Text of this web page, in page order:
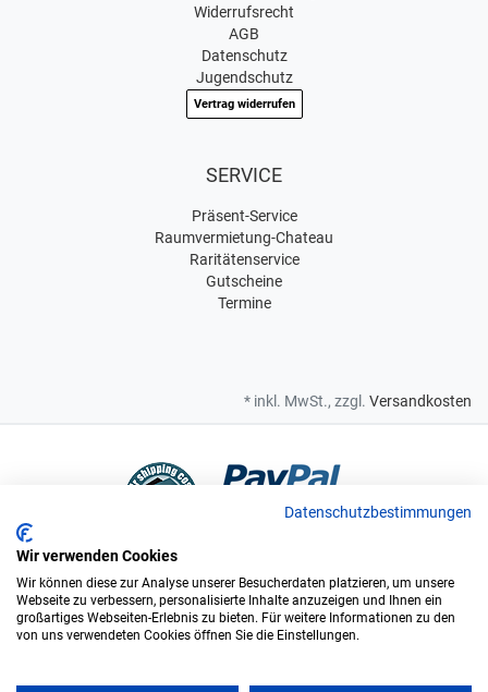
Widerrufsrecht
AGB
Datenschutz
Jugendschutz
Vertrag widerrufen
SERVICE
Präsent-Service
Raumvermietung-Chateau
Raritätenservice
Gutscheine
Termine
* inkl. MwSt., zzgl. Versandkosten
Bei uns sind Sie in sicheren Händen
Datenschutzbestimmungen
Wir verwenden Cookies
Wir können diese zur Analyse unserer Besucherdaten platzieren, um unsere
Webseite zu verbessern, personalisierte Inhalte anzuzeigen und Ihnen ein
großartiges Webseiten-Erlebnis zu bieten. Für weitere Informationen zu den
von uns verwendeten Cookies öffnen Sie die Einstellungen.